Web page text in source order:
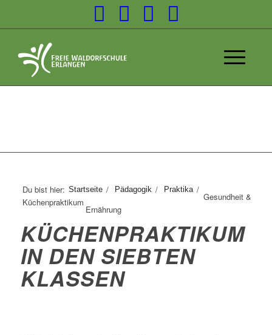
Du bist hier: Startseite / Pädagogik / Praktika /
Küchenpraktikum
Gesundheit &
Ernährung
KÜCHENPRAKTIKUM
IN DEN SIEBTEN
KLASSEN